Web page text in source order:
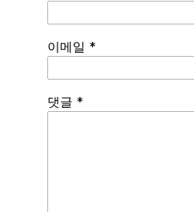
이메일 *
Spamming
댓글 *